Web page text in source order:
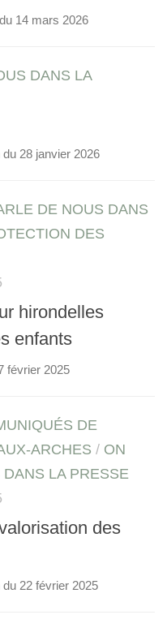
14 mars 2026
DANS LA
28 janvier 2026
DE NOUS DANS
DES
hirondelles
enfants
février 2025
DE
ARCHES / ON
LA PRESSE
des
22 février 2025